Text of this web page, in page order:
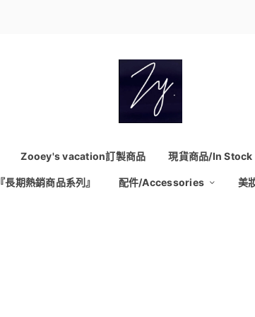
Zooey's vacation訂製商品 現貨商品/In Stock
『長期熱銷商品系列』 配件/Accessories 美